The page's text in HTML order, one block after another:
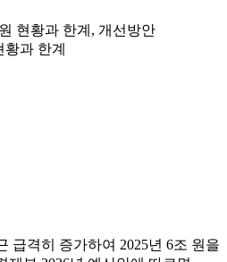
현황과 한계, 개선방안
과 한계
급격히 증가하여 2025년 6조 원을